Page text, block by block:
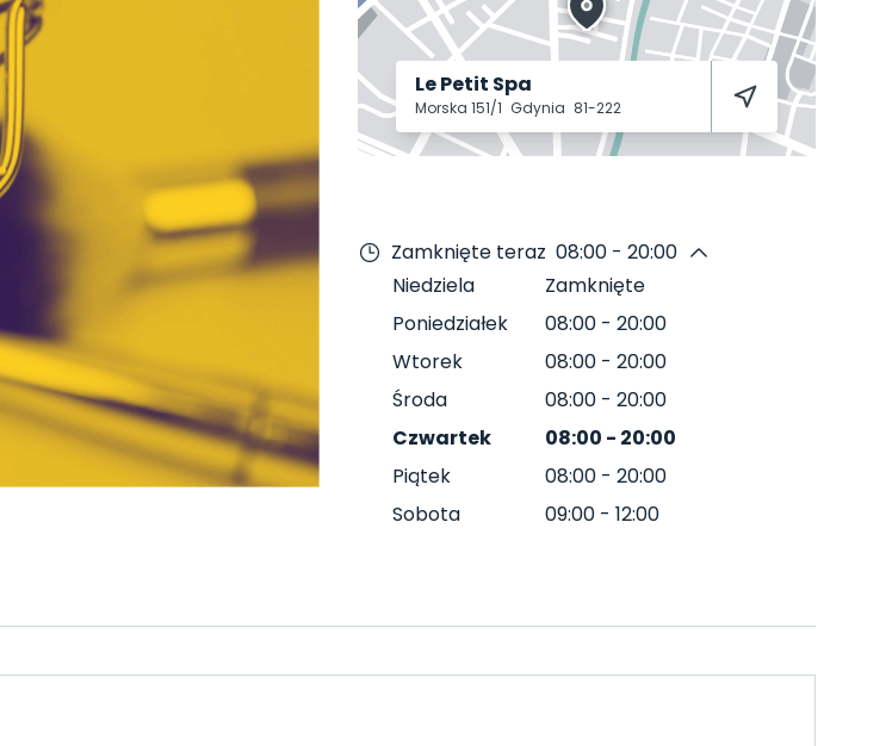
Le Petit Spa
Morska 151/1 Gdynia 81-222
Zamknięte teraz 08:00 - 20:00
Niedziela
Zamknięte
Poniedziałek
08:00 - 20:00
Wtorek
08:00 - 20:00
Środa
08:00 - 20:00
Czwartek
08:00 - 20:00
Piątek
08:00 - 20:00
Sobota
09:00 - 12:00